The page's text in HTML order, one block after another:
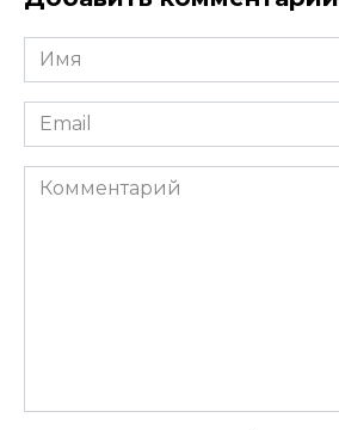
Имя
*
Email
*
Комментарий